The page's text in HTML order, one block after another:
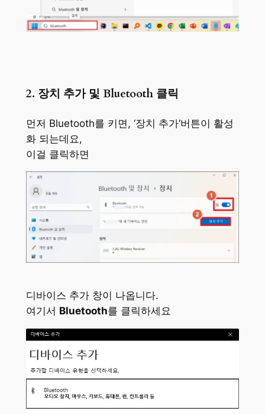
2. 장치 추가 및 Bluetooth 클릭
먼저 Bluetooth를 키면, ‘장치 추가’버튼이 활성
화 되는데요,
이걸 클릭하면
디바이스 추가 창이 나옵니다.
여기서 Bluetooth를 클릭하세요